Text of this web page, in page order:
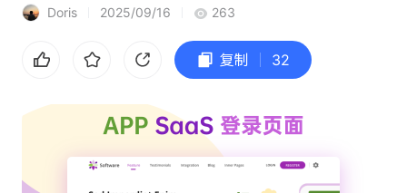
Doris 2025/09/16 263
复制 32